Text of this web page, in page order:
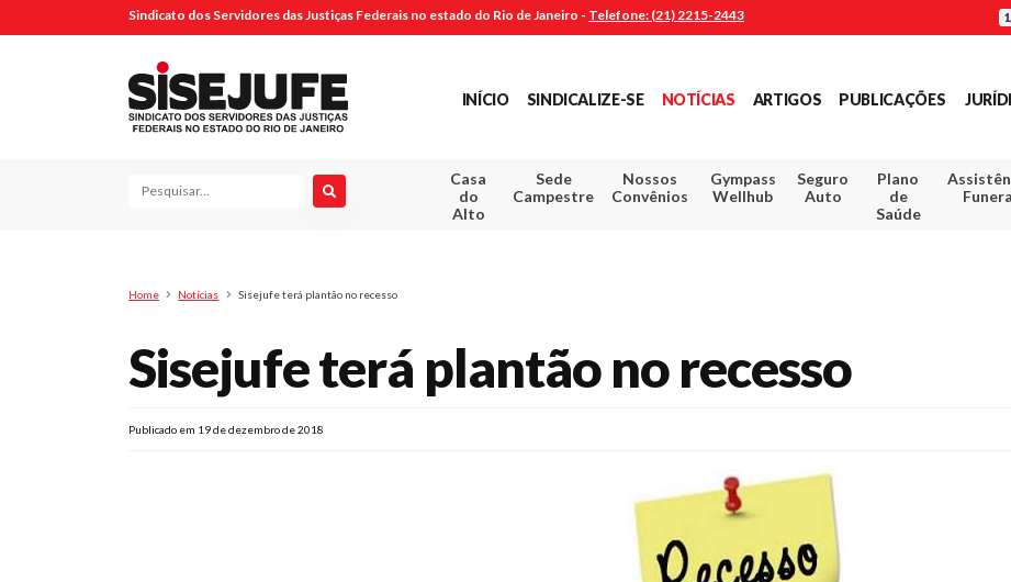
Sindicato dos Servidores das Justiças Federais no estado do Rio de Janeiro - Telefone: (21) 2215-2443 1
INÍCIO SINDICALIZE-SE NOTÍCIAS ARTIGOS PUBLICAÇÕES
Pesquisa
Casa
do
Alto
Sede
Campestre
Nossos
Convênios
Gympass
Wellhub
Seguro
Auto
Plano
de
Saúde
Home Notícias Sisejufe terá plantão no recesso
Sisejufe terá plantão no recesso
Publicado em 19 de dezembro de 2018